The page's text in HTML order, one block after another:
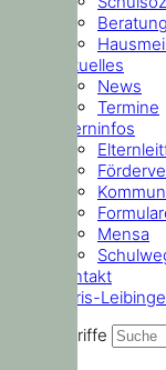
Aktuelles
News
Termine
Elterninfos
Mensa
Kontakt
Doris-
Suchbegriffe